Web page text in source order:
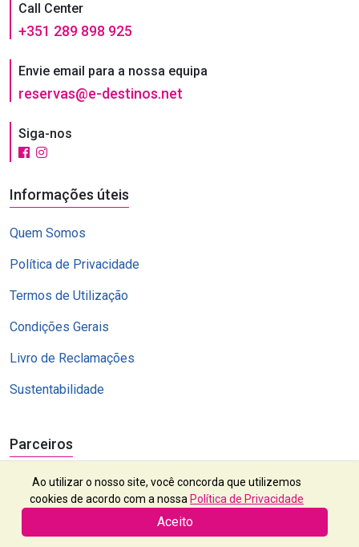
Call Center
+351 289 898 925
Envie email para a nossa equipa
reservas@e-destinos.net
Siga-nos
Informações úteis
Quem Somos
Política de Privacidade
Termos de Utilização
Condições Gerais
Livro de Reclamações
Sustentabilidade
Parceiros
Ao utilizar o nosso site, você concorda que utilizemos
cookies de acordo com a nossa Política de Privacidade
Aceito